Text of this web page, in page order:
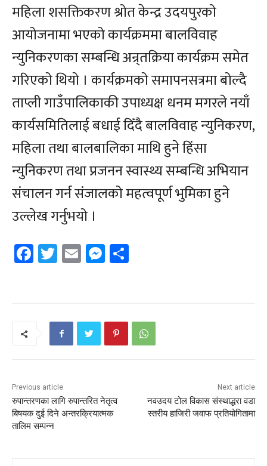
महिला शसक्तिकरण श्रोत केन्द्र उदयपुरको
आयोजनामा भएको कार्यक्रममा बालविवाह
न्युनिकरणका सम्बन्धि अन्र्तक्रिया कार्यक्रम समेत
गरिएको थियो । कार्यक्रमको समापनसत्रमा बोल्दै
ताप्ली गाउँपालिकाकी उपाध्यक्ष धनम मगरले नयाँ
कार्यसमितिलाई बधाई दिँदै बालविवाह न्युनिकरण,
महिला तथा बालबालिका माथि हुने हिंसा
न्युनिकरण तथा प्रजनन स्वास्थ्य सम्बन्धि अभियान
संचालन गर्न संजालको महत्वपूर्ण भुमिका हुने
उल्लेख गर्नुभयो ।
Facebook
Twitter
EmailMessenger
Previous article
रुपान्तरणका लागि रुपान्तरित नेतृत्व
बिषयक दुई दिने अन्तरक्रियात्मक
तालिम सम्पन्न
Next article
नवउदय टोल विकास संस्थाद्धरा वडा
स्तरीय हाजिरी जवाफ प्रतियोगितामा